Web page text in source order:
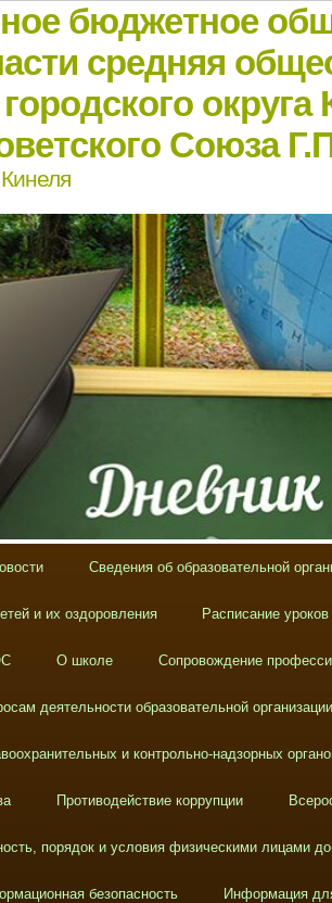
бюджетное
средняя
Союза
Сведения об образовательной
и их оздоровления Расписание уроков
О школе Сопровождение
деятельности образовательной организации
и контрольно-надзорных
Противодействие коррупции
порядок и условия физическими лицами
безопасность Информация